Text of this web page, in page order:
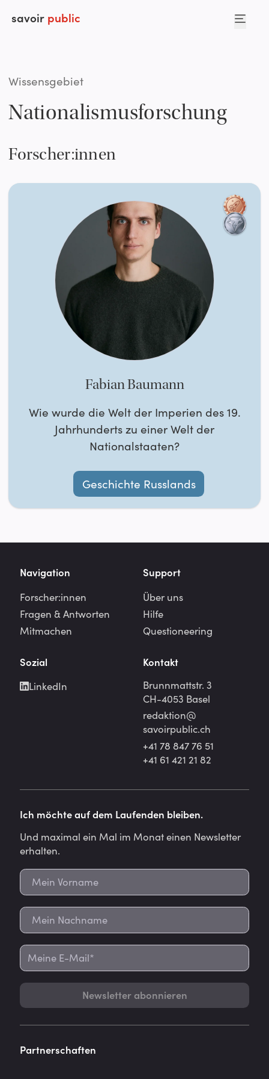
savoir public
Wissensgebiet
Nationalismusforschung
Forscher:innen
Fabian Baumann
Wie wurde die Welt der Imperien des 19.
Jahrhunderts zu einer Welt der
Nationalstaaten?
Geschichte Russlands
Navigation
Forscher:innen
Fragen & Antworten
Mitmachen
Support
Über uns
Hilfe
Questioneering
Sozial
LinkedIn
Kontakt
Brunnmattstr. 3
CH-4053 Basel
redaktion@
savoirpublic.ch
+41 78 847 76 51
+41 61 421 21 82
Ich möchte auf dem Laufenden bleiben.
Und maximal ein Mal im Monat einen Newsletter
erhalten.
Newsletter abonnieren
Partnerschaften